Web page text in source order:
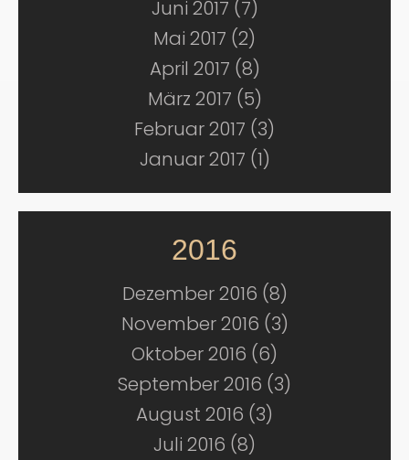
Juni 2017 (7)
Mai 2017 (2)
April 2017 (8)
März 2017 (5)
Februar 2017 (3)
Januar 2017 (1)
2016
Dezember 2016 (8)
November 2016 (3)
Oktober 2016 (6)
September 2016 (3)
August 2016 (3)
Juli 2016 (8)